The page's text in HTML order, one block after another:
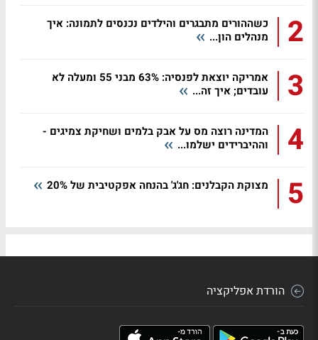
2
כשההורים מתבגרים והילדים נכנסים לתמונה: איך
מנהלים הון...
3
אמריקה יוצאת לפנסיה: 63% מבני 55 ומעלה לא
עובדים; איך זה...
4
המדינה רוצה מס על אבק בלמים ושחיקת צמיגים -
וההיברידים ישלמו...
5 מצוקת הקבלנים: חג'ג' בהנחה אפקטיבית של 20%
הורדת אפליקציה